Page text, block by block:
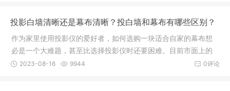
于1928年
投影白墙清晰还是幕布清晰？投白墙和幕布有哪些区别？
作为家里使用投影仪的爱好者，如何选购一块适合自家的幕布想
必是一个大难题，甚至比选择投影仪时还要困难。目前市面上的
投影幕布种类繁多，价格也是从几百到上万不等，实在是让人挑
0评论
2023-08-16 9944